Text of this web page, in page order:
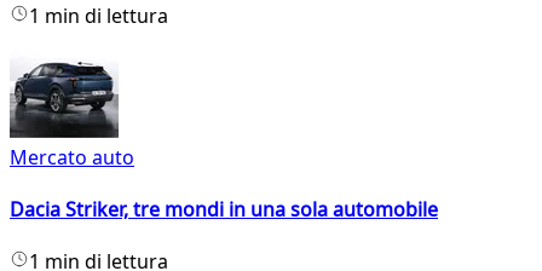
1 min di lettura
Mercato auto
Dacia Striker, tre mondi in una sola automobile
1 min di lettura